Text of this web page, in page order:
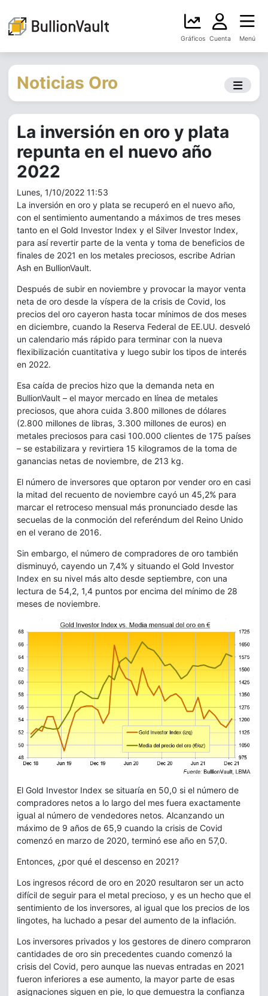
Gráficos Cuenta Menú
Noticias Oro
La inversión en oro y plata
repunta en el nuevo año
2022
Lunes, 1/10/2022 11:53
La inversión en oro y plata se recuperó en el nuevo año,
con el sentimiento aumentando a máximos de tres meses
tanto en el Gold Investor Index y el Silver Investor Index,
para así revertir parte de la venta y toma de beneficios de
finales de 2021 en los metales preciosos, escribe Adrian
Ash en BullionVault.
Después de subir en noviembre y provocar la mayor venta
neta de oro desde la víspera de la crisis de Covid, los
precios del oro cayeron hasta tocar mínimos de dos meses
en diciembre, cuando la Reserva Federal de EE.UU. desveló
un calendario más rápido para terminar con la nueva
flexibilización cuantitativa y luego subir los tipos de interés
en 2022.
Esa caída de precios hizo que la demanda neta en
BullionVault – el mayor mercado en línea de metales
preciosos, que ahora cuida 3.800 millones de dólares
(2.800 millones de libras, 3.300 millones de euros) en
metales preciosos para casi 100.000 clientes de 175 países
– se estabilizara y revirtiera 15 kilogramos de la toma de
ganancias netas de noviembre, de 213 kg.
El número de inversores que optaron por vender oro en casi
la mitad del recuento de noviembre cayó un 45,2% para
marcar el retroceso mensual más pronunciado desde las
secuelas de la conmoción del referéndum del Reino Unido
en el verano de 2016.
Sin embargo, el número de compradores de oro también
disminuyó, cayendo un 7,4% y situando el Gold Investor
Index en su nivel más alto desde septiembre, con una
lectura de 54,2, 1,4 puntos por encima del mínimo de 28
meses de noviembre.
El Gold Investor Index se situaría en 50,0 si el número de
compradores netos a lo largo del mes fuera exactamente
igual al número de vendedores netos. Alcanzando un
máximo de 9 años de 65,9 cuando la crisis de Covid
comenzó en marzo de 2020, terminó ese año en 57,0.
Entonces, ¿por qué el descenso en 2021?
Los ingresos récord de oro en 2020 resultaron ser un acto
difícil de seguir para el metal precioso, y es un hecho que el
sentimiento de los inversores, al igual que los precios de los
lingotes, ha luchado a pesar del aumento de la inflación.
Los inversores privados y los gestores de dinero compraron
cantidades de oro sin precedentes cuando comenzó la
crisis del Covid, pero aunque las nuevas entradas en 2021
fueron inferiores a ese aumento, la mayor parte de esas
asignaciones siguen en pie, lo que demuestra la confianza